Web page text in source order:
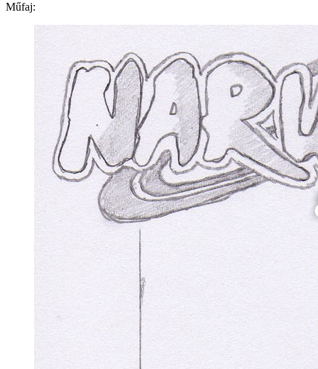
Műfaj: